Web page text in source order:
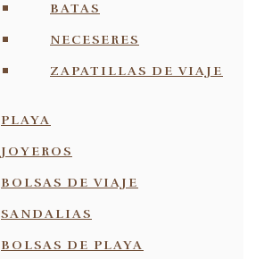
BATAS
NECESERES
ZAPATILLAS DE VIAJE
PLAYA
JOYEROS
BOLSAS DE VIAJE
SANDALIAS
BOLSAS DE PLAYA